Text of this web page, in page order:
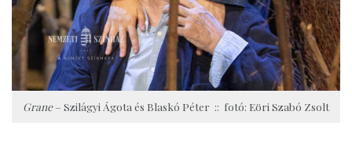
Grane– Szilágyi Ágota és Blaskó Péter :: fotó: Eöri Szabó Zsolt